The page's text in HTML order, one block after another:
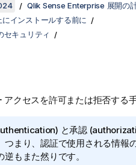
Qlik Sense Enterprise 展開の
インストールする前に
キュリティ
クセスを許可または拒否する手
と承認
つまり、認証で使用される情報
もまた然りです。